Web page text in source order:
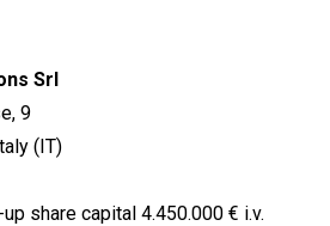
Srl
9
(IT)
share capital 4.450.000 € i.v.